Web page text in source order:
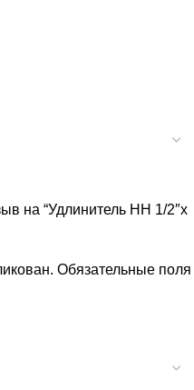
на “Удлинитель НН 1/2″x
Обязательные поля